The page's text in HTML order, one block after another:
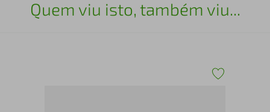
Quem viu isto, também viu...